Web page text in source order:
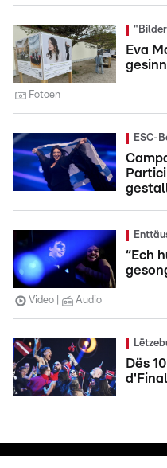
"Bilder
Eva
gesinn
Fotoen
ESC-
“Ech
Video Audio
Dës